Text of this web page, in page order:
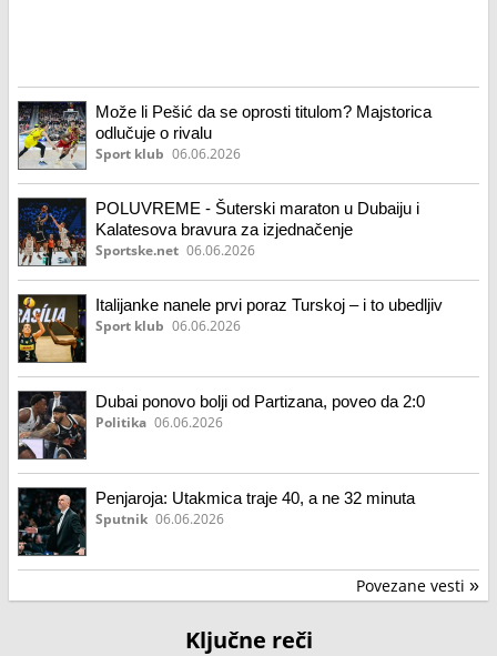
Može li Pešić da se oprosti titulom? Majstorica
odlučuje o rivalu
Sport klub 06.06.2026
POLUVREME - Šuterski maraton u Dubaiju i
Kalatesova bravura za izjednačenje
Sportske.net 06.06.2026
Italijanke nanele prvi poraz Turskoj – i to ubedljiv
Sport klub 06.06.2026
Dubai ponovo bolji od Partizana, poveo da 2:0
Politika 06.06.2026
Penjaroja: Utakmica traje 40, a ne 32 minuta
Sputnik 06.06.2026
Povezane vesti »
Ključne reči